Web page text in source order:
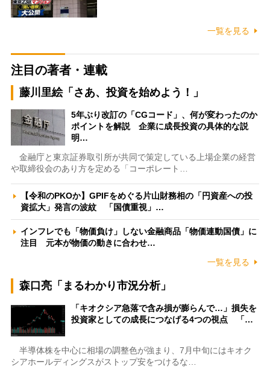
一覧を見る
注目の著者・連載
藤川里絵「さあ、投資を始めよう！」
5年ぶり改訂の「CGコード」、何が変わったのか
ポイントを解説 企業に成長投資の具体的な説
明…
金融庁と東京証券取引所が共同で策定している上場企業の経営
や取締役会のあり方を定める「コーポレート…
【令和のPKOか】GPIFをめぐる片山財務相の「円資産への投
資拡大」発言の波紋 「国債重視」…
インフレでも「物価負け」しない金融商品「物価連動国債」に
注目 元本が物価の動きに合わせ…
一覧を見る
森口亮「まるわかり市況分析」
「キオクシア急落で含み損が膨らんで…」損失を
投資家としての成長につなげる4つの視点 「…
半導体株を中心に相場の調整色が強まり、7月中旬にはキオク
シアホールディングスがストップ安をつけるな…